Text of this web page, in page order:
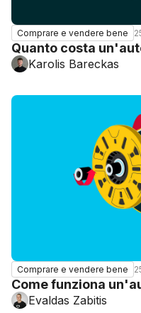
Comprare e vendere bene
Quanto costa
Karolis Bareckas
Comprare e vendere bene
Come funziona
Evaldas Zabitis